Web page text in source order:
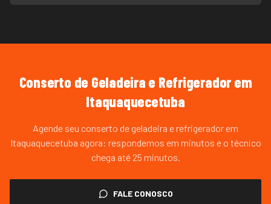
Conserto de Geladeira e Refrigeradorem
Itaquaquecetuba
Agende seu conserto de geladeira e refrigerador em
Itaquaquecetuba agora: respondemos em minutos e o técnico
chega até 25 minutos.
FALE CONOSCO